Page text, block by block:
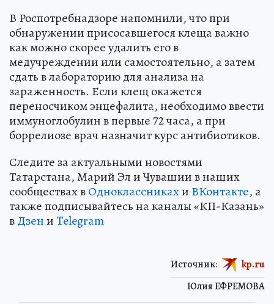
В Роспотребнадзоре напомнили, что при
обнаружении присосавшегося клеща важно
как можно скорее удалить его в
медучреждении или самостоятельно, а затем
сдать в лабораторию для анализа на
зараженность. Если клещ окажется
переносчиком энцефалита, необходимо ввести
иммуноглобулин в первые 72 часа, а при
боррелиозе врач назначит курс антибиотиков.
Следите за актуальными новостями
Татарстана, Марий Эл и Чувашии в наших
сообществах вОдноклассникахи ВКонтакте, а
также подписывайтесь на каналы «КП-Казань»
вДзениTelegram
Юлия ЕФРЕМОВА
Источник: kp.ru